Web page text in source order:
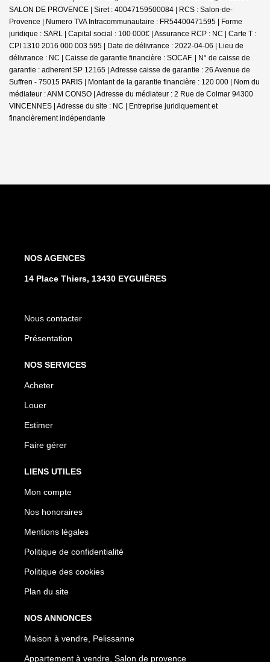
SALON DE PROVENCE | Siret : 40047159500084 | RCS : Salon-de-
Provence | Numero TVA Intracommunautaire : FR54400471595 | Forme
juridique : SARL | Capital social : 100 000€ | Assurance RCP : NC | Carte T :
CPI 1310 2016 000 003 595 | Date de délivrance : 2022-04-06 | Lieu de
délivrance : NC | Caisse de garantie financière : SOCAF. | N° de caisse de
garantie : adherent SP 12165 | Adresse caisse de garantie : 26 Avenue de
Suffren - 75015 PARIS | Montant de la garantie financière : 120 000 | Nom du
médiateur : ANM CONSO | Adresse du médiateur : 2 Rue de Colmar 94300
VINCENNES | Adresse du site : NC | Entreprise juridiquement et
financièrement indépendante
NOS AGENCES
14 Place Thiers, 13430 EYGUIÈRES
Nous contacter
Présentation
NOS SERVICES
Acheter
Louer
Estimer
Faire gérer
LIENS UTILES
Mon compte
Nos honoraires
Mentions légales
Politique de confidentialité
Politique des cookies
Plan du site
NOS ANNONCES
Maison à vendre, Pelissanne
Appartement à vendre, Salon de provence